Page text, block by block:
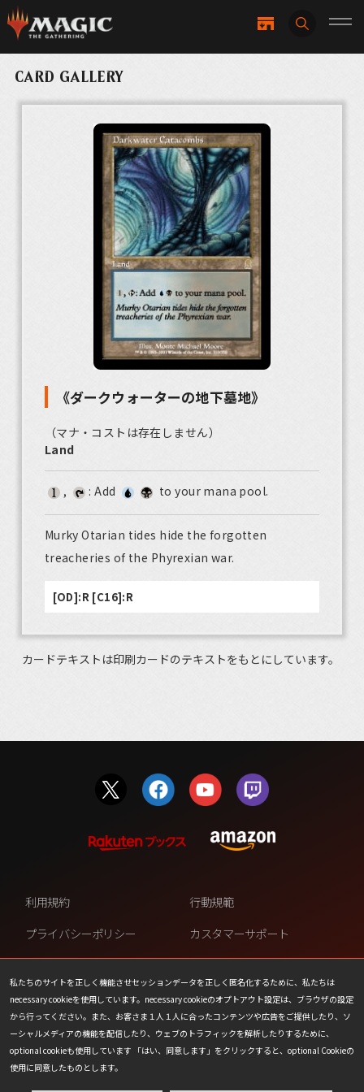
CARD GALLERY
《ダークウォーターの地下墓地》
（マナ・コストは存在しません）
Land
, : Add to your mana pool.
Murky Otarian tides hide the forgotten
treacheries of the Phyrexian war.
[OD]:R [C16]:R
カードテキストは印刷カードのテキストをもとにしています。
私たちのサイトを正しく機能させセッションデータを正しく匿名化するために、私たちは
necessary cookieを使用しています。necessary cookieのオプトアウト設定は、ブラウザの設定
から行ってください。また、お客さま１人１人に合ったコンテンツや広告をご提供したり、ソ
ーシャルメディアの機能を配信したり、ウェブのトラフィックを解析したりするために、
optional cookieも使用しています 「はい、同意します」をクリックすると、optional Cookieの
使用に同意したものとします。
利用規約
行動規範
プライバシーポリシー
カスタマーサポート
ファンコンテンツ・ポリシー
個人情報の販売や共有を許可し
ない
COOKIE
プレスリリース
会社情報
お問い合わせ